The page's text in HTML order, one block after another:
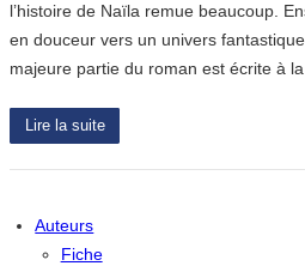
l’histoire de Naïla remue beaucoup.
en douceur vers un univers
majeure partie du roman est écrite à
Lire la suite
Auteurs
Fiche